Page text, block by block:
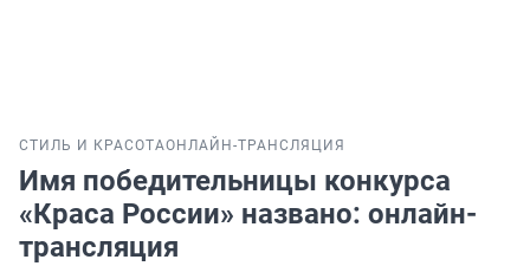
СТИЛЬ И КРАСОТАОНЛАЙН-ТРАНСЛЯЦИЯ
Имя победительницы конкурса
«Краса России» названо: онлайн-
трансляция